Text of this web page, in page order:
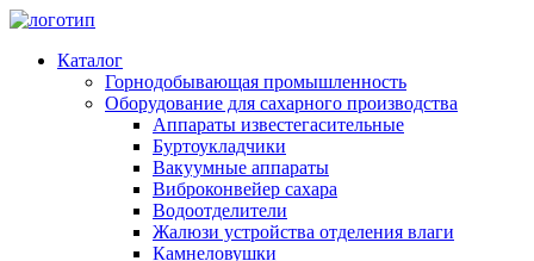
Каталог
Горнодобывающая промышленность
Оборудование для сахарного производства
Аппараты известегасительные
Буртоукладчики
Вакуумные аппараты
Виброконвейер сахара
Водоотделители
Жалюзи устройства отделения влаги
Камнеловушки